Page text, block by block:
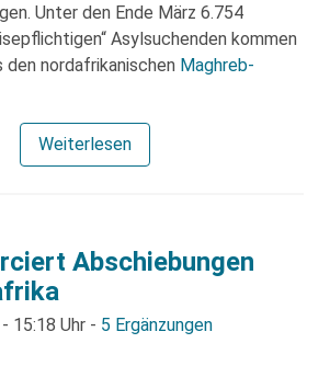
Unter den Ende März 6.754
Asylsuchenden kommen
den nordafrikanischen Maghreb-
Weiterlesen
Abschiebungen
- 15:18 Uhr - 5 Ergänzungen